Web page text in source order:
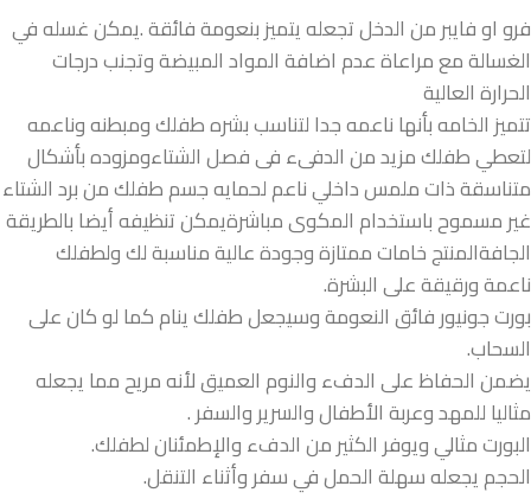
فرو او فايبر من الدخل تجعله يتميز بنعومة فائقة .يمكن غسله في
الغسالة مع مراعاة عدم اضافة المواد المبيضة وتجنب درجات
الحرارة العالية
تتميز الخامه بأنها ناعمه جدا لتناسب بشره طفلك ومبطنه وناعمه
لتعطي طفلك مزيد من الدفىء فى فصل الشتاءومزوده بأشكال
متناسقة ذات ملمس داخلي ناعم لحمايه جسم طفلك من برد الشتاء
غير مسموح باستخدام المكوى مباشرةيمكن تنظيفه أيضا بالطريقة
الجافةالمنتج خامات ممتازة وجودة عالية مناسبة لك ولطفلك
ناعمة ورقيقة على البشرة.
بورت جونيور فائق النعومة وسيجعل طفلك ينام كما لو كان على
السحاب.
يضمن الحفاظ على الدفء والنوم العميق لأنه مريح مما يجعله
مثاليا للمهد وعربة الأطفال والسرير والسفر .
البورت مثالي ويوفر الكثير من الدفء والإطمئنان لطفلك.
الحجم يجعله سهلة الحمل في سفر وأثناء التنقل.